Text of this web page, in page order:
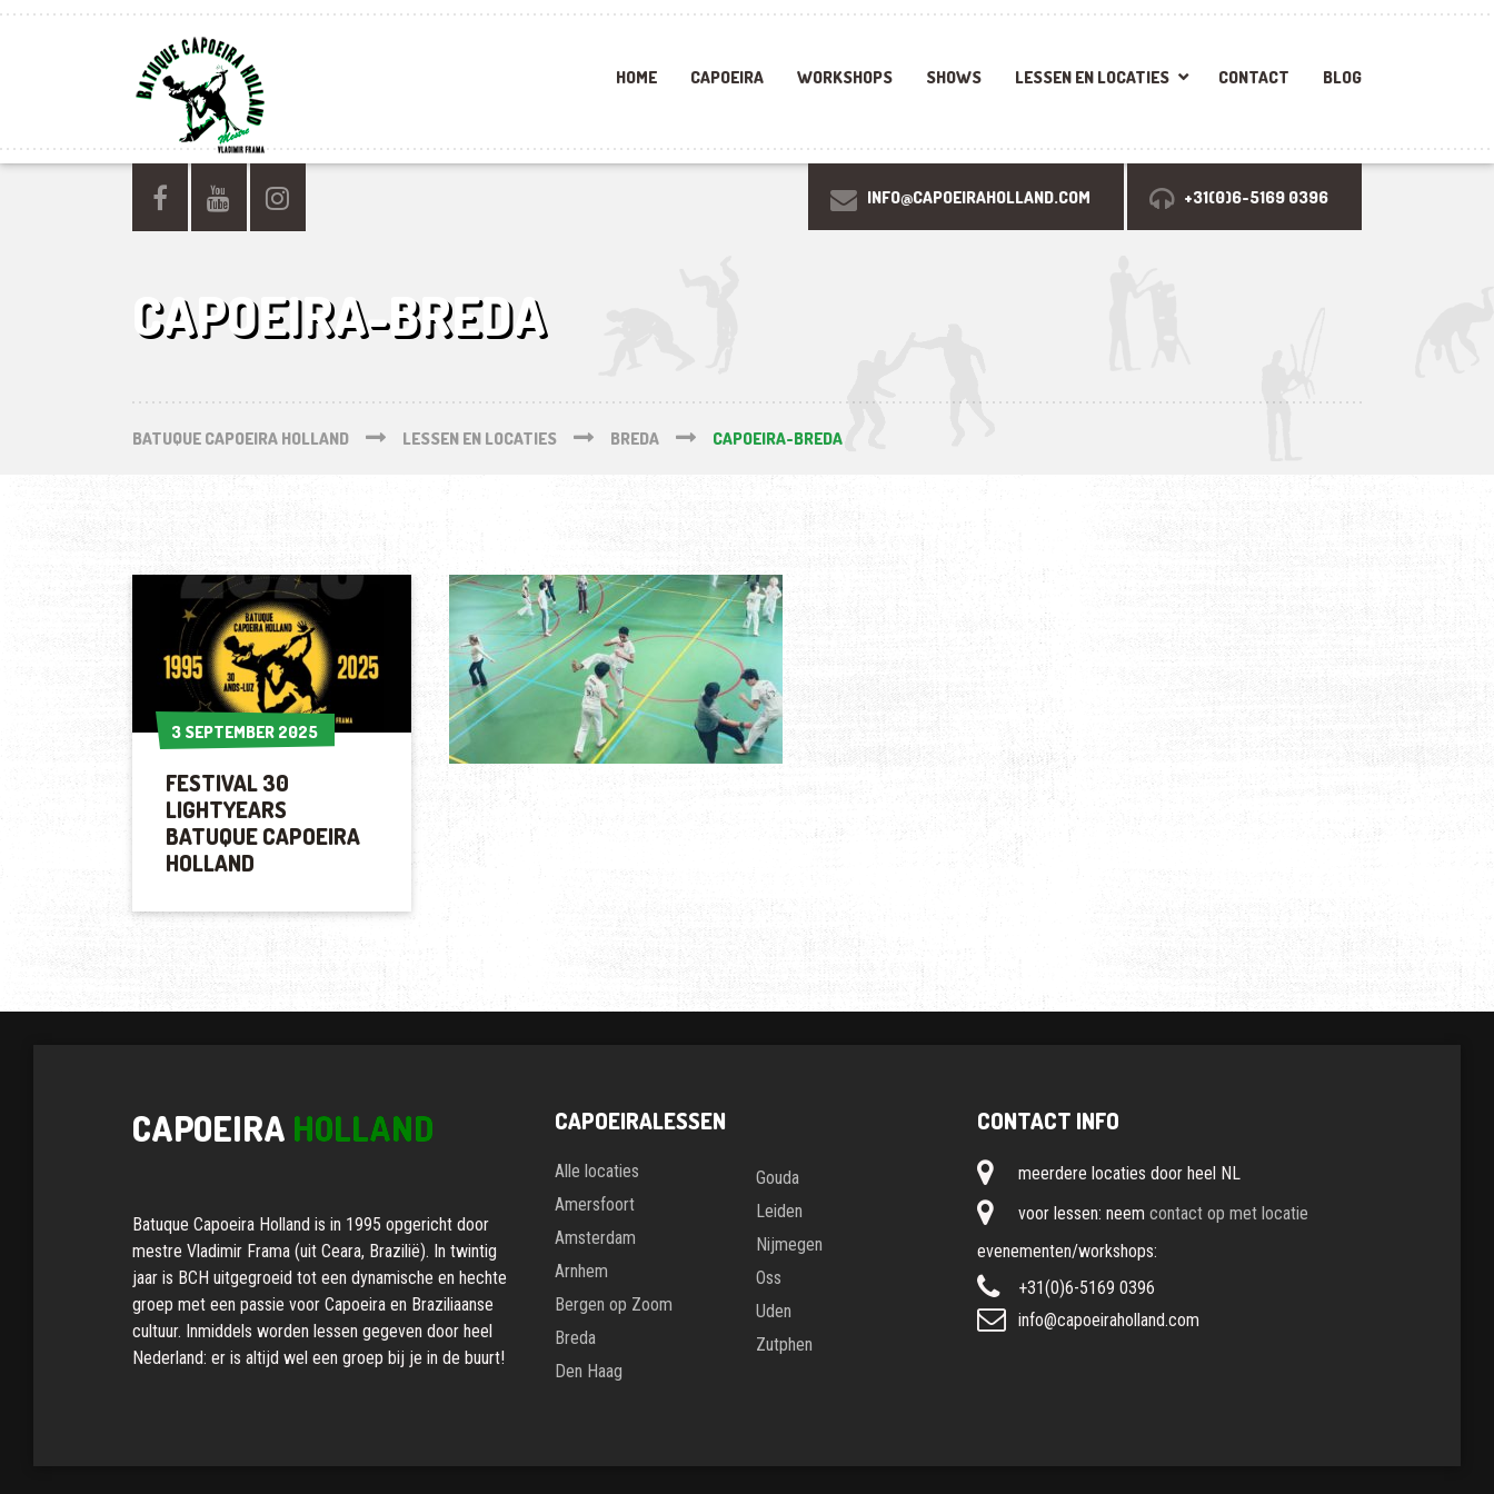
HOME CAPOEIRA WORKSHOPS SHOWS LESSEN EN LOCATIES CONTACT BLOG
INFO@CAPOEIRAHOLLAND.COM +31(0)6-5169 0396
CAPOEIRA-BREDA
BATUQUE CAPOEIRA HOLLAND LESSEN EN LOCATIES BREDA CAPOEIRA-BREDA
3 SEPTEMBER 2025
3 SEPTEMBER 2025
FESTIVAL 30
LIGHTYEARS
BATUQUE CAPOEIRA
HOLLAND
CAPOEIRA HOLLAND
Batuque Capoeira Holland is in 1995 opgericht door
mestre Vladimir Frama (uit Ceara, Brazilië). In twintig
jaar is BCH uitgegroeid tot een dynamische en hechte
groep met een passie voor Capoeira en Braziliaanse
cultuur. Inmiddels worden lessen gegeven door heel
Nederland: er is altijd wel een groep bij je in de buurt!
CAPOEIRALESSEN
Alle locaties
Amersfoort
Amsterdam
Arnhem
Bergen op Zoom
Breda
Den Haag
Gouda
Leiden
Nijmegen
Oss
Uden
Zutphen
CONTACT INFO
meerdere locaties door heel NL
voor lessen: neem contact op met locatie
evenementen/workshops:
+31(0)6-5169 0396
info@capoeiraholland.com